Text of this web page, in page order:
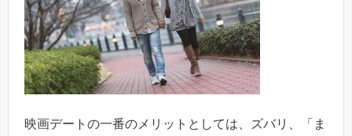
映画デートの一番のメリットとしては、ズバリ、「ま